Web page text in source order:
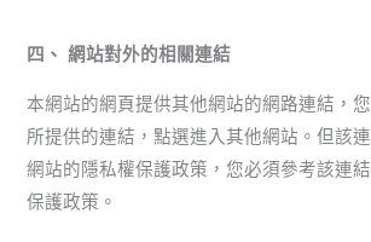
四、 網站對外的相關連結
本網站的網頁提供其他網站的網路連結，
所提供的連結，點選進入其他網站。但該
網站的隱私權保護政策，您必須參考該連
保護政策。